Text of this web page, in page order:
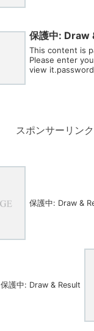
保護中: Draw
This content is
Please enter
view it.password
スポンサーリンク
保護中: Draw &
保護中: Draw & Result